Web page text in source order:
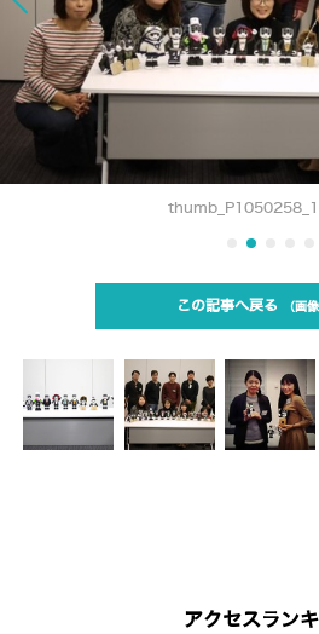
この記事へ戻る
アクセスラン